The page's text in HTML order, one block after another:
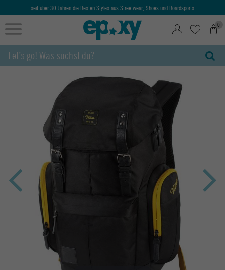
seit über 30 Jahren die Besten Styles aus Streetwear, Shoes und Boardsports
0